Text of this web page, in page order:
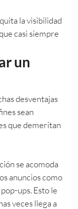
la visibilidad
casi siempre
un
desventajas
sean
que demeritan
se acomoda
anuncios como
ups. Esto le
veces llega a